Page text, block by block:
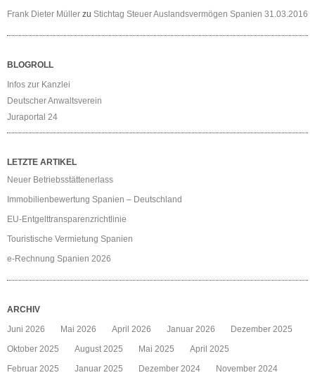
Frank Dieter Müller zu Stichtag Steuer Auslandsvermögen Spanien 31.03.2016
BLOGROLL
Infos zur Kanzlei
Deutscher Anwaltsverein
Juraportal 24
LETZTE ARTIKEL
Neuer Betriebsstättenerlass
Immobilienbewertung Spanien – Deutschland
EU-Entgelttransparenzrichtlinie
Touristische Vermietung Spanien
e-Rechnung Spanien 2026
ARCHIV
Juni 2026
Mai 2026 April 2026 Januar 2026
Dezember 2025
Oktober 2025
August 2025 Mai 2025
April 2025
Februar 2025
Januar 2025 Dezember 2024
November 2024